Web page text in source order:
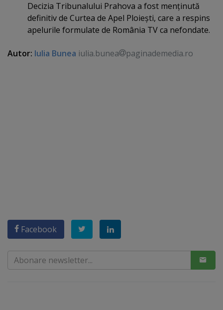
Decizia Tribunalului Prahova a fost menţinută
definitiv de Curtea de Apel Ploieşti, care a respins
apelurile formulate de România TV ca nefondate.
Autor: Iulia Bunea iulia.bunea paginademedia.ro
Facebook